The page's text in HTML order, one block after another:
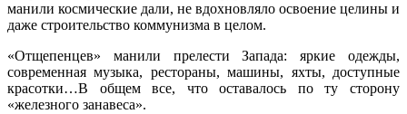
манили космические дали, не вдохновляло освоение целины и
даже строительство коммунизма в целом.
«Отщепенцев» манили прелести Запада: яркие одежды,
современная музыка, рестораны, машины, яхты, доступные
красотки…В общем все, что оставалось по ту сторону
«железного занавеса».